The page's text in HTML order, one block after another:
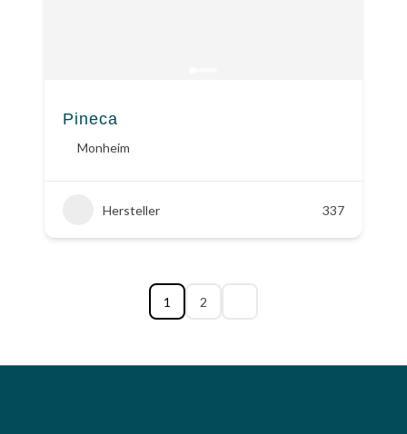
Pineca
Monheim
Hersteller 337
1 2